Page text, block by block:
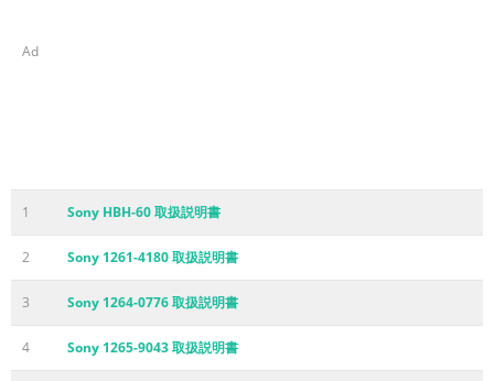
Ad
1 Sony HBH-60 取扱説明書
2 Sony 1261-4180 取扱説明書
3 Sony 1264-0776 取扱説明書
4 Sony 1265-9043 取扱説明書